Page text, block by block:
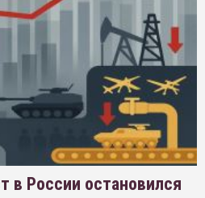
в России остановился